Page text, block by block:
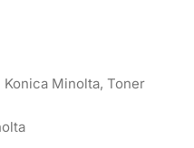
Minolta, Toner